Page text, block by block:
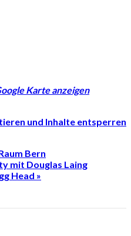
Karte anzeigen
und Inhalte entsperren
Bern
mit Douglas Laing
Head »